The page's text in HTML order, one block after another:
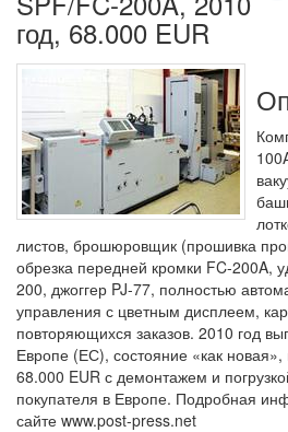
год, 68.000 EUR
листов, брошюровщик (прошивка
обрезка передней кромки FC-200A,
200, джоггер PJ-77, полностью
управления с цветным дисплеем,
повторяющихся заказов. 2010 год
Европе (ЕС), состояние «как
68.000 EUR с демонтажем и
покупателя в Европе. Подробная
сайте www.post-press.net